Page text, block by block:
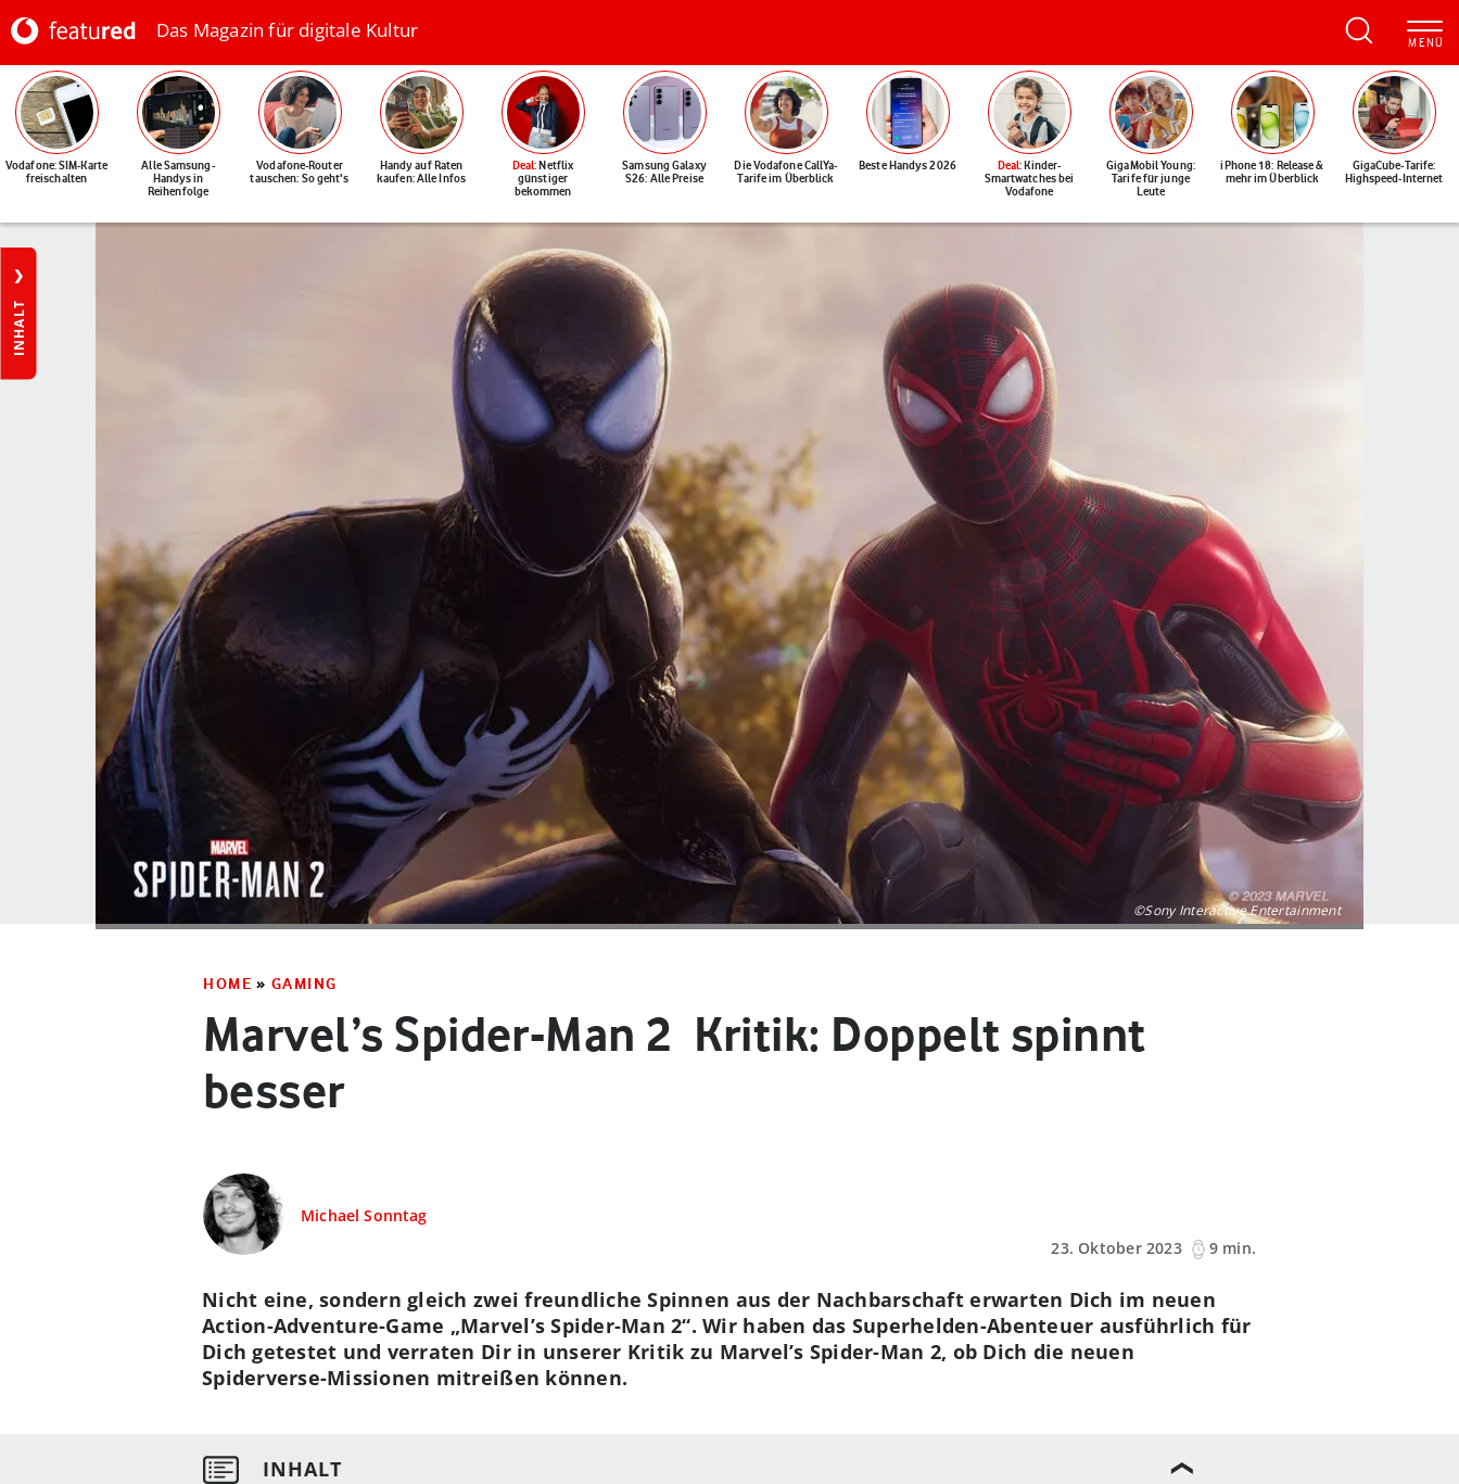
Das Magazin für digitale Kultur
Vodafone: SIM-Karte
freischalten
Alle Samsung-
Handys in
Reihenfolge
Vodafone-Router
tauschen: So geht's
Handy auf Raten
kaufen: Alle Infos
Deal: Netflix
günstiger
bekommen
Samsung Galaxy
S26: Alle Preise
Die Vodafone CallYa-
Tarife im Überblick
Beste Handys 2026 Deal: Kinder-
Smartwatches bei
Vodafone
GigaMobil Young:
Tarife für junge
Leute
iPhone 18: Release &
mehr im Überblick
GigaCube-Tarife:
Highspeed-Internet
INHALT
©Sony Interactive Entertainment
HOME » GAMING
Marvel’s Spider-Man 2 ­ Kritik: Doppelt spinnt
besser
Michael Sonntag
23. Oktober 2023
9 min.
Nicht eine, sondern gleich zwei freundliche Spinnen aus der Nachbarschaft erwarten Dich im neuen
Action-Adventure-Game „Marvel’s Spider-Man 2“. Wir haben das Superhelden-Abenteuer ausführlich für
Dich getestet und verraten Dir in unserer Kritik zu Marvel’s Spider-Man 2, ob Dich die neuen
Spiderverse-Missionen mitreißen können.